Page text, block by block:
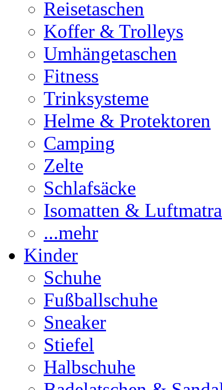
Reisetaschen
Koffer & Trolleys
Umhängetaschen
Fitness
Trinksysteme
Helme & Protektoren
Camping
Zelte
Schlafsäcke
Isomatten &
...mehr
Kinder
Schuhe
Fußballschuhe
Sneaker
Stiefel
Halbschuhe